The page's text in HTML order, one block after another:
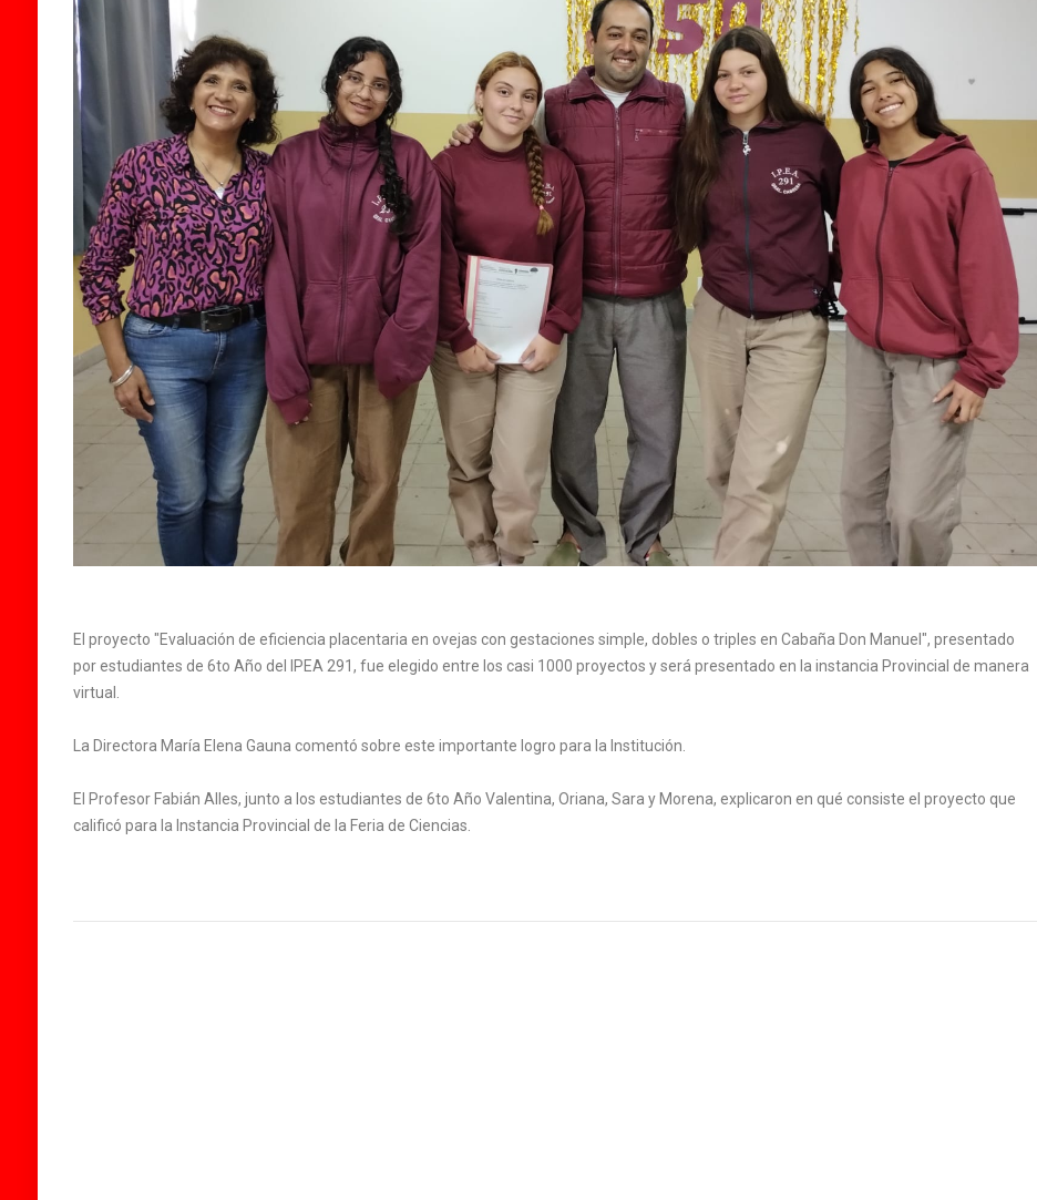
El proyecto "Evaluación de eficiencia placentaria en ovejas con gestaciones simple, dobles o triples en Cabaña Don Manuel", presentado
por estudiantes de 6to Año del IPEA 291, fue elegido entre los casi 1000 proyectos y será presentado en la instancia Provincial de manera
virtual.
La Directora María Elena Gauna comentó sobre este importante logro para la Institución.
El Profesor Fabián Alles, junto a los estudiantes de 6to Año Valentina, Oriana, Sara y Morena, explicaron en qué consiste el proyecto que
calificó para la Instancia Provincial de la Feria de Ciencias.